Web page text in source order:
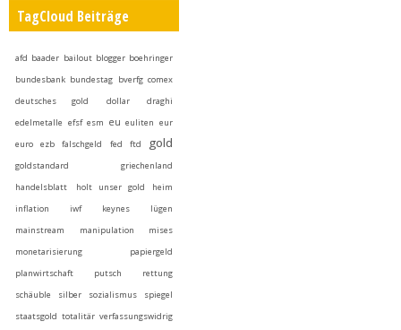
TagCloud Beiträge
afd baader bailout blogger boehringer
bundesbank bundestag bverfg comex
deutsches gold
dollar
draghi
edelmetalle efsf esm eu euliten eur
euro
ezb falschgeld fed ftd gold
goldstandard
griechenland
handelsblatt
holt unser gold heim
inflation
iwf keynes
lügen
mainstream
manipulation
mises
monetarisierung
papiergeld
planwirtschaft
putsch
rettung
schäuble
silber sozialismus
spiegel
staatsgold totalitär verfassungswidrig